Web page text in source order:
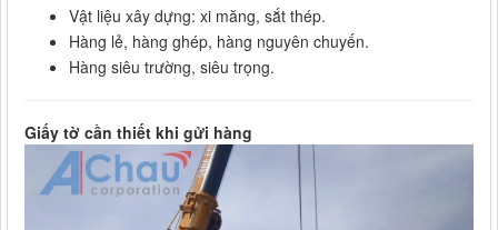
Vật liệu xây dựng: xi măng, sắt thép.
Hàng lẻ, hàng ghép, hàng nguyên chuyến.
Hàng siêu trường, siêu trọng.
Giấy tờ cần thiết khi gửi hàng